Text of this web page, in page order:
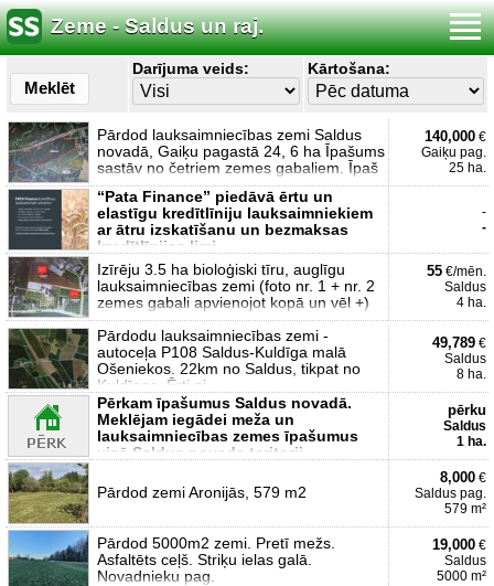
Zeme - Saldus un raj.
Meklēt
Darījuma veids: Kārtošana:
Pārdod lauksaimniecības zemi Saldus
novadā, Gaiķu pagastā 24, 6 ha Īpašums
sastāv no četriem zemes gabaliem. Īpaš
140,000 €
Gaiķu pag.
25 ha.
“Pata Finance” piedāvā ērtu un
elastīgu kredītlīniju lauksaimniekiem
ar ātru izskatīšanu un bezmaksas
kredītlīnijas limi
-
-
Izīrēju 3.5 ha bioloģiski tīru, auglīgu
lauksaimniecības zemi (foto nr. 1 + nr. 2
zemes gabali apvienojot kopā un vēl +)
55 €/mēn.
Saldus
4 ha.
Pārdodu lauksaimniecības zemi -
autoceļa P108 Saldus-Kuldīga malā
Ošeniekos. 22km no Saldus, tikpat no
Kuldīgas. Ērti pi
49,789 €
Saldus
8 ha.
Pērkam īpašumus Saldus novadā.
Meklējam iegādei meža un
lauksaimniecības zemes īpašumus
visā Saldus novada teritorij
pērku
Saldus
1 ha.
Pārdod zemi Aronijās, 579 m2
8,000 €
Saldus pag.
579 m²
Pārdod 5000m2 zemi. Pretī mežs.
Asfaltēts ceļš. Striķu ielas galā.
Novadnieku pag.
19,000 €
Saldus
5000 m²